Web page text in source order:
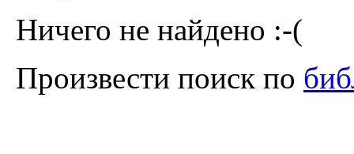
Ничего не найдено :-(
Произвести поиск по